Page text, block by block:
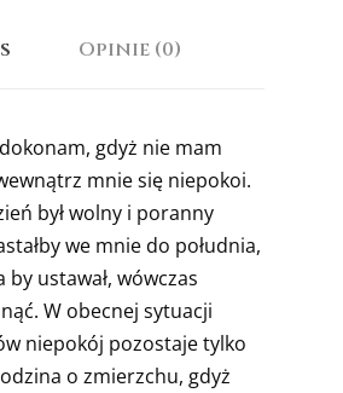
Opinie (0)
gdyż nie mam
mnie się niepokoi.
był wolny i poranny
we mnie do południa,
ustawał, wówczas
W obecnej sytuacji
niepokój pozostaje tylko
o zmierzchu, gdyż